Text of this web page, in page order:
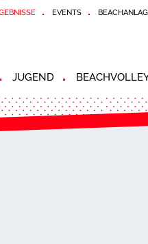
EVENTS
JUGEND